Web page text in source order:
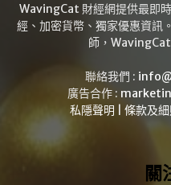
WavingCat 財經網提供最即
經、加密貨幣、獨家優惠資訊
師，WavingCat
聯絡我們 :
廣告合作 :
私隱聲明
條款及
關